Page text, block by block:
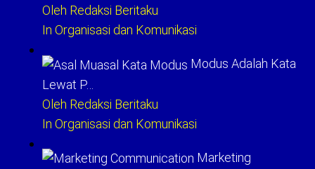
Oleh Redaksi Beritaku
In Organisasi dan Komunikasi
Modus Adalah Kata
Lewat P…
Oleh Redaksi Beritaku
In Organisasi dan Komunikasi
Marketing